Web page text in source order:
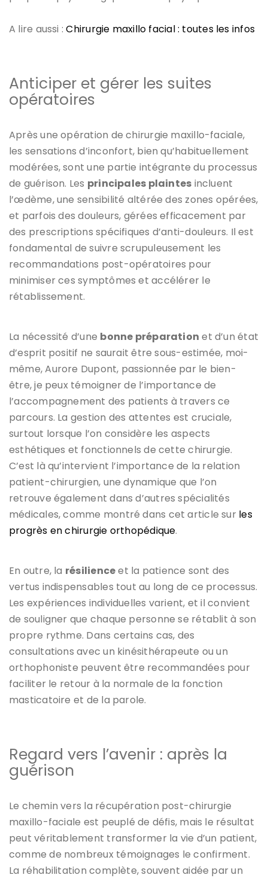
A lire aussi :Chirurgie maxillo facial : toutes les infos
Anticiper et gérer les suites
opératoires
Après une opération de chirurgie maxillo-faciale,
les sensations d’inconfort, bien qu’habituellement
modérées, sont une partie intégrante du processus
de guérison. Les principales plaintes incluent
l’œdème, une sensibilité altérée des zones opérées,
et parfois des douleurs, gérées efficacement par
des prescriptions spécifiques d’anti-douleurs. Il est
fondamental de suivre scrupuleusement les
recommandations post-opératoires pour
minimiser ces symptômes et accélérer le
rétablissement.
La nécessité d’une bonne préparation et d’un état
d’esprit positif ne saurait être sous-estimée, moi-
même, Aurore Dupont, passionnée par le bien-
être, je peux témoigner de l’importance de
l’accompagnement des patients à travers ce
parcours. La gestion des attentes est cruciale,
surtout lorsque l’on considère les aspects
esthétiques et fonctionnels de cette chirurgie.
C’est là qu’intervient l’importance de la relation
patient-chirurgien, une dynamique que l’on
retrouve également dans d’autres spécialités
médicales, comme montré dans cet article sur les
progrès en chirurgie orthopédique.
En outre, la résilienceet la patience sont des
vertus indispensables tout au long de ce processus.
Les expériences individuelles varient, et il convient
de souligner que chaque personne se rétablit à son
propre rythme. Dans certains cas, des
consultations avec un kinésithérapeute ou un
orthophoniste peuvent être recommandées pour
faciliter le retour à la normale de la fonction
masticatoire et de la parole.
Regard vers l’avenir : après la
guérison
Le chemin vers la récupération post-chirurgie
maxillo-faciale est peuplé de défis, mais le résultat
peut véritablement transformer la vie d’un patient,
comme de nombreux témoignages le confirment.
La réhabilitation complète, souvent aidée par un